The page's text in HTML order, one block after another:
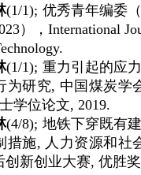
(1/1); 优秀青年编委（
），International
(1/1); 重力引起的应
为研究, 中国煤炭学
学位论文, 2019.
(4/8); 地铁下穿既有
措施, 人力资源和社
创新创业大赛, 优胜奖